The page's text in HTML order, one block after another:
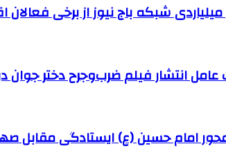
شبکه باج نیوز از برخی فعالان
عامل انتشار فیلم ضرب‌وجرح دختر
امام حسین (ع) ایستادگی مقابل